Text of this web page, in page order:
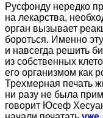
Русфонду нередко
на лекарства,
орган вызывает
бороться. Именно
и навсегда решить
из собственных
его организмом как
Трехмерная печать
ни разу не была
говорит Юсеф